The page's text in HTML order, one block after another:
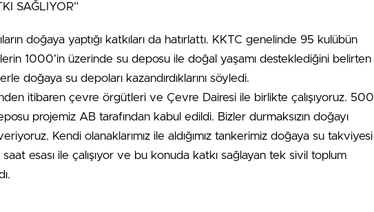
SAĞLIYOR”
doğaya yaptığı katkıları da hatırlattı. KKTC genelinde 95 kulübün
1000’in üzerinde su deposu ile doğal yaşamı desteklediğini belirten
doğaya su depoları kazandırdıklarını söyledi.
itibaren çevre örgütleri ve Çevre Dairesi ile birlikte çalışıyoruz. 500
projemiz AB tarafından kabul edildi. Bizler durmaksızın doğayı
Kendi olanaklarımız ile aldığımız tankerimiz doğaya su takviyesi
esası ile çalışıyor ve bu konuda katkı sağlayan tek sivil toplum